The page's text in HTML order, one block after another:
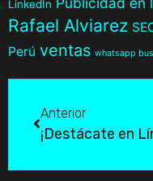
LinkedIn
Rafael Alviarez
Perú ventas whatsapp
Anterior